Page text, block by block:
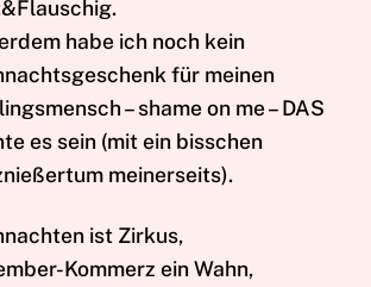
habe ich noch kein
für meinen
– shame on me – DAS
es sein (mit ein bisschen
meinerseits).
ist Zirkus,
Kommerz ein Wahn,